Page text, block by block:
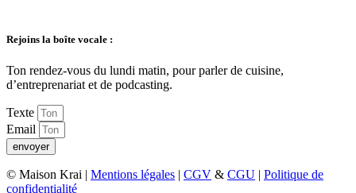
Rejoins la boîte vocale :
Ton rendez-vous du lundi matin, pour parler de cuisine,
d’entreprenariat et de podcasting.
Texte
Email
envoyer
© Maison Krai | Mentions légales | CGV & CGU | Politique de
confidentialité